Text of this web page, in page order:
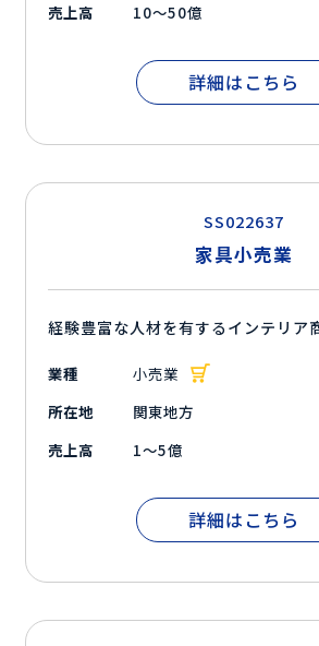
売上高
10～50億
詳細はこちら
SS022637
家具小売業
経験豊富な人材を有するインテリア
業種
小売業
所在地
関東地方
売上高
1～5億
詳細はこちら